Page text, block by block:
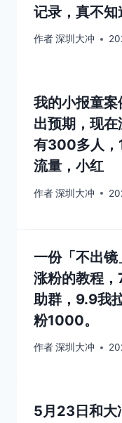
记录，真不知
作者深圳大冲
我的小报童
出预期，现
有300多人，
流量，小红
作者深圳大冲
一份「不出
涨粉的教程
助群，9.9我
粉1000。
作者深圳大冲
5月23日和大